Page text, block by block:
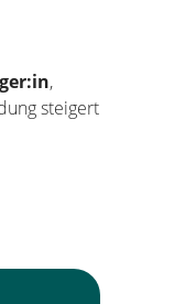
,
steigert